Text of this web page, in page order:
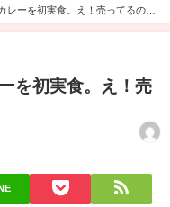
レーを初実食。え！売ってるの？
を初実食。え！売